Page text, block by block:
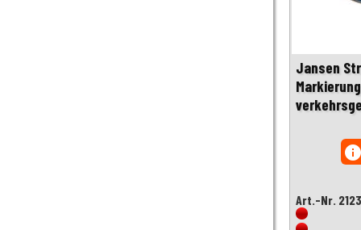
Jansen
Art.-Nr.